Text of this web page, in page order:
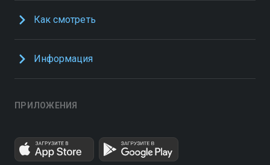
Как смотреть
Информация
ПРИЛОЖЕНИЯ